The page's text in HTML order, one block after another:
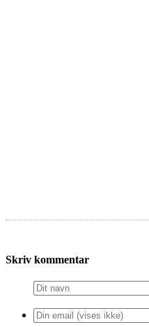
Skriv kommentar